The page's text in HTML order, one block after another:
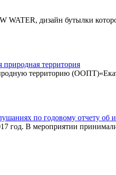
WATER, дизайн бутылки
территория
территорию
по годовому отчету об
год. В мероприятии